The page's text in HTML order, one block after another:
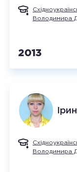
Володимира
2013
Володимира